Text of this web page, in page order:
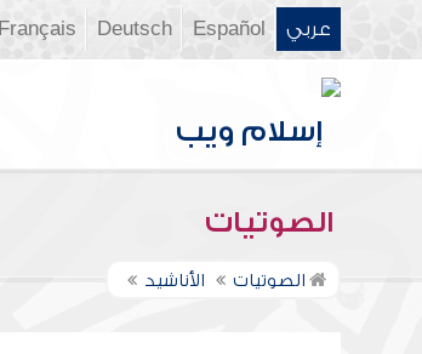
عربي Español
Deutsch
Français
الصوتيات
الصوتيات الأناشيد